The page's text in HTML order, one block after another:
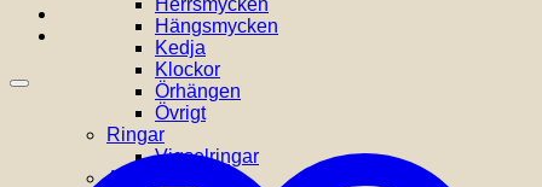
Herrsmycken
Hängsmycken
Kedja
Klockor
Örhängen
Övrigt
Ringar
Vigselringar
Accessoarer